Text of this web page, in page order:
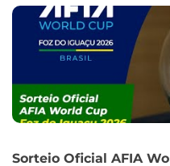
Sorteio Oficial AFIA